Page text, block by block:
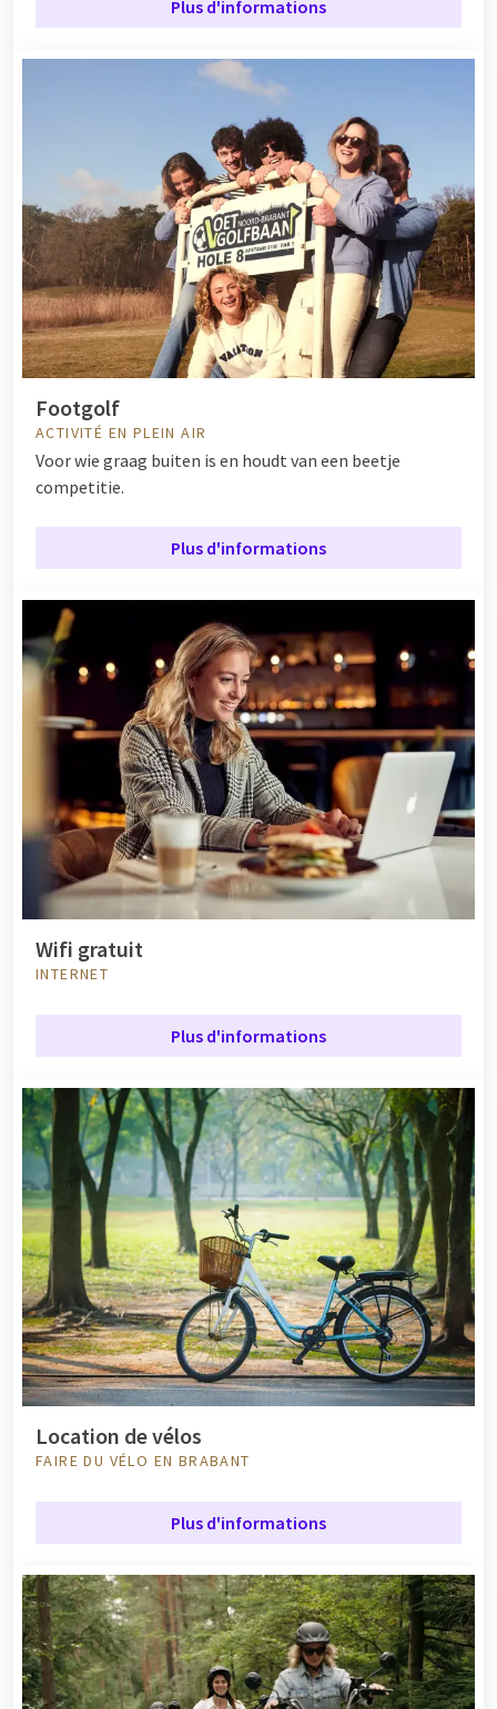
Plus d'informations
Footgolf
ACTIVITÉ EN PLEIN AIR
Voor wie graag buiten is en houdt van een beetje
competitie.
Plus d'informations
Wifi gratuit
INTERNET
Plus d'informations
Location de vélos
FAIRE DU VÉLO EN BRABANT
Plus d'informations